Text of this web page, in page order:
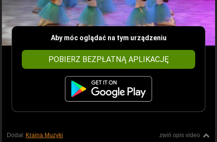
Aby móc oglądać na tym urządzeniu
POBIERZ BEZPŁATNĄ APLIKACJĘ
zwiń opis video
Dodał: Kraina Muzyki